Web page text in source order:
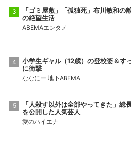
「ゴミ屋敷」「孤独死」布川敏和の
の絶望生活
ABEMAエンタメ
小学生ギャル（12歳）の登校姿＆す
に衝撃
ななにー 地下ABEMA
「人殺す以外は全部やってきた」総
を公開した人気芸人
愛のハイエナ